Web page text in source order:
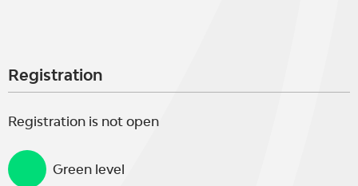
Registration
Registration is not open
Green level